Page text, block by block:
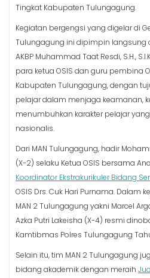
Tingkat Kabupaten Tulungagung.
Kegiatan bergengsi yang digelar di
Tulungagung ini dipimpin langsung
AKBP Muhammad Taat Resdi, S.H.,
para ketua OSIS dan guru pembina
Kabupaten Tulungagung, dengan
pelajar dalam menjaga keamanan,
menumbuhkan karakter pelajar
nasionalis.
Dari MAN Tulungagung, hadir
(X-2) selaku Ketua OSIS bersama
Koordinator Ekstrakurikuler Bidang
OSIS Drs. Cuk Hari Purnama. Dalam
MAN 2 Tulungagung yakni Marcel
Azka Putri Lakeisha (X-4) resmi
Kamtibmas Polres Tulungagung
Selain itu, tim MAN 2 Tulungagung
bidang akademik dengan meraih